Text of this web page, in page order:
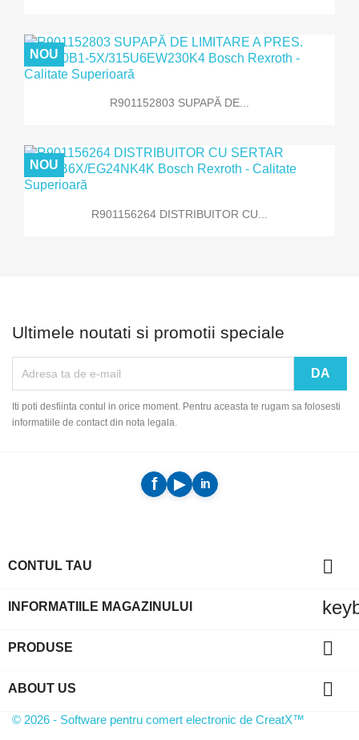
R901152803 SUPAPĂ DE...
NOU
R901156264 DISTRIBUITOR CU...
NOU
Ultimele noutati si promotii speciale
Iti poti desfiinta contul in orice moment. Pentru aceasta te rugam sa folosesti
informatiile de contact din nota legala.
CONTUL TAU 
INFORMATIILE MAGAZINULUI
PRODUSE 
ABOUT US 
© 2026 - Software pentru comert electronic de CreatX™